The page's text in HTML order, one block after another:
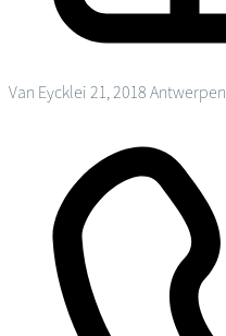
Van Eycklei 21, 2018 Antwerpen